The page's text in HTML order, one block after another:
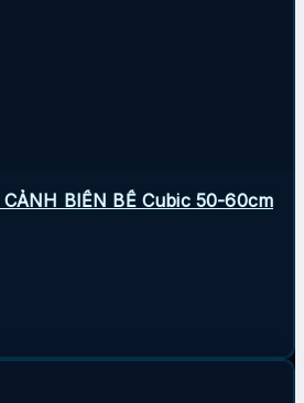
CẢNH BIỂN BỂ Cubic 50-60cm